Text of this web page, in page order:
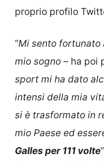
proprio profilo
“Mi sento fortunato
mio sogno – ha poi
sport mi ha dato
intensi della mia
si è trasformato in
mio Paese ed
Galles per 111 volte